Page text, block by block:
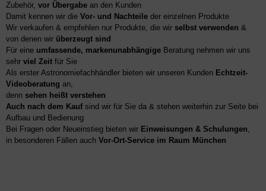
Zubehör, vor Übergabe an den Kunden
Damit kennen wir die Vor- und Nachteile der einzelnen Produkte
Wir verkaufen & empfehlen nur Produkte, die wir selbst verwenden &
von denen wir überzeugt sind
Für eine umfassende, markenunabhängige Beratung nehmen wir uns
sehr viel Zeit für Sie
Als erster Astronomiefachhändler bieten wir unseren Kunden Echtzeit-
Videoberatung an,
denn sehen heißt verstehen
Auch nach dem Kaufsind wir für Sie da & stehen weiterhin zur Seite bei
Aufbau und Bedienung
Bei Fragen oder Neueinstieg bieten wir Einweisungen & Schulungen,
in besonderen Fällen auch Vor-Ort-Service im Raum München